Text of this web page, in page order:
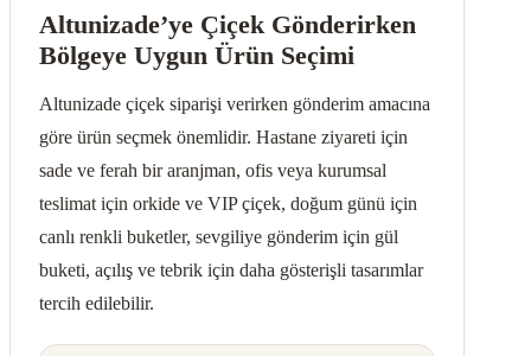
Altunizade’ye Çiçek Gönderirken
Bölgeye Uygun Ürün Seçimi
Altunizade çiçek siparişi verirken gönderim amacına
göre ürün seçmek önemlidir. Hastane ziyareti için
sade ve ferah bir aranjman, ofis veya kurumsal
teslimat için orkide ve VIP çiçek, doğum günü için
canlı renkli buketler, sevgiliye gönderim için gül
buketi, açılış ve tebrik için daha gösterişli tasarımlar
tercih edilebilir.